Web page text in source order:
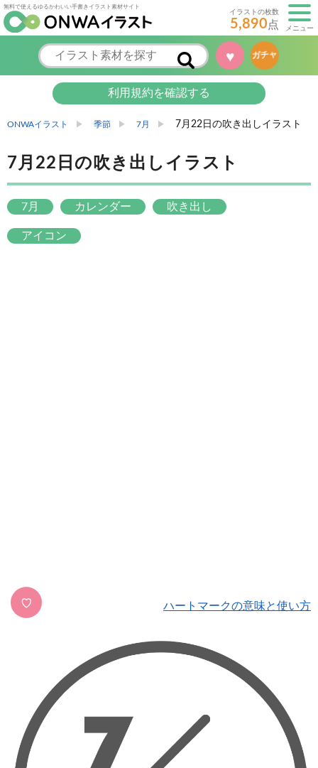
無料で使えるゆるかわいい手書きイラスト素材サイト
イラストの枚数
5,890点 メニュー
♥ ガチャ
利用規約を確認する
ONWAイラスト 季節 7月 7月22日の吹き出しイラスト
7月22日の吹き出しイラスト
7月 カレンダー 吹き出し
アイコン
♡ ハートマークの意味と使い方